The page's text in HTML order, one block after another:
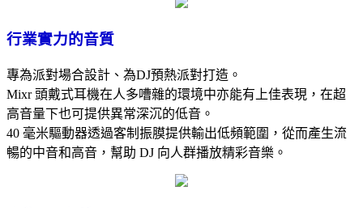
行業實力的音質
專為派對場合設計、為DJ預熱派對打造。
Mixr 頭戴式耳機在人多嘈雜的環境中亦能有上佳表現，在超
高音量下也可提供異常深沉的低音。
40 毫米驅動器透過客制振膜提供輸出低頻範圍，從而產生流
暢的中音和高音，幫助 DJ 向人群播放精彩音樂。